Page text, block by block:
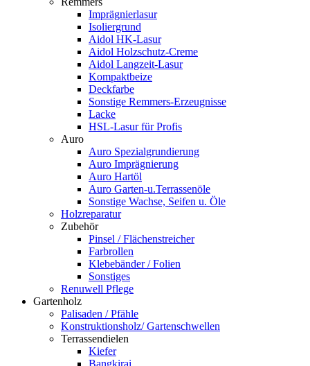
Imprägnierlasur
Isoliergrund
Aidol HK-Lasur
Aidol Holzschutz-Creme
Aidol Langzeit-Lasur
Kompaktbeize
Deckfarbe
Sonstige Remmers-Erzeugnisse
Lacke
HSL-Lasur für Profis
Auro
Auro Spezialgrundierung
Auro Imprägnierung
Auro Hartöl
Auro Garten-u.Terrassenöle
Sonstige Wachse, Seifen u. Öle
Holzreparatur
Zubehör
Pinsel / Flächenstreicher
Farbrollen
Klebebänder / Folien
Sonstiges
Renuwell Pflege
Gartenholz
Palisaden / Pfähle
Konstruktionsholz/ Gartenschwellen
Terrassendielen
Kiefer